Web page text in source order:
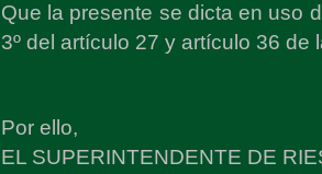
Que la presente se dicta en uso
3º del artículo 27 y artículo 36 de
Por ello,
EL SUPERINTENDENTE DE